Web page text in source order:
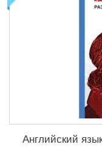
Английский